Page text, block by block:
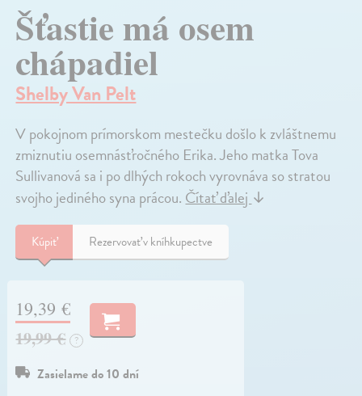
Šťastie má osem
chápadiel
Shelby Van Pelt
V pokojnom prímorskom mestečku došlo k zvláštnemu
zmiznutiu osemnásťročného Erika. Jeho matka Tova
Sullivanová sa i po dlhých rokoch vyrovnáva so stratou
svojho jediného syna prácou.Čítať ďalej↓
Kúpiť Rezervovať v kníhkupectve
19,39 €
19,99 € ?
Zasielame do 10 dní